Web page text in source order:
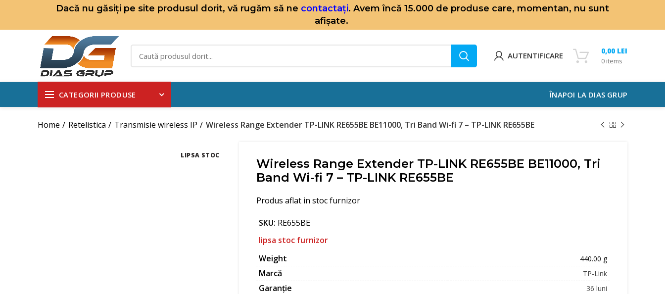
Dacă nu găsiți pe site produsul dorit, vă rugăm să ne contactați. Avem încă 15.000 de produse care, momentan, nu sunt
afișate.
AUTENTIFICARE
0 items
0,00 LEI
CATEGORII PRODUSE ÎNAPOI LA DIAS GRUP
Home Retelistica Transmisie wireless IP Wireless Range Extender TP-LINK RE655BE BE11000, Tri Band Wi-fi 7 – TP-LINK RE655BE
LIPSA STOC
Wireless Range Extender TP-LINK RE655BE BE11000, Tri
Band Wi-fi 7 – TP-LINK RE655BE
Produs aflat in stoc furnizor
SKU: RE655BE
lipsa stoc furnizor
Weight
440.00 g
Marcă TP-Link
Garanție 36 luni